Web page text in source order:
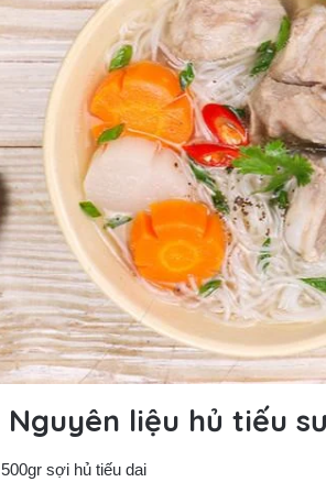
Nguyên liệu hủ tiếu
500gr sợi hủ tiếu dai